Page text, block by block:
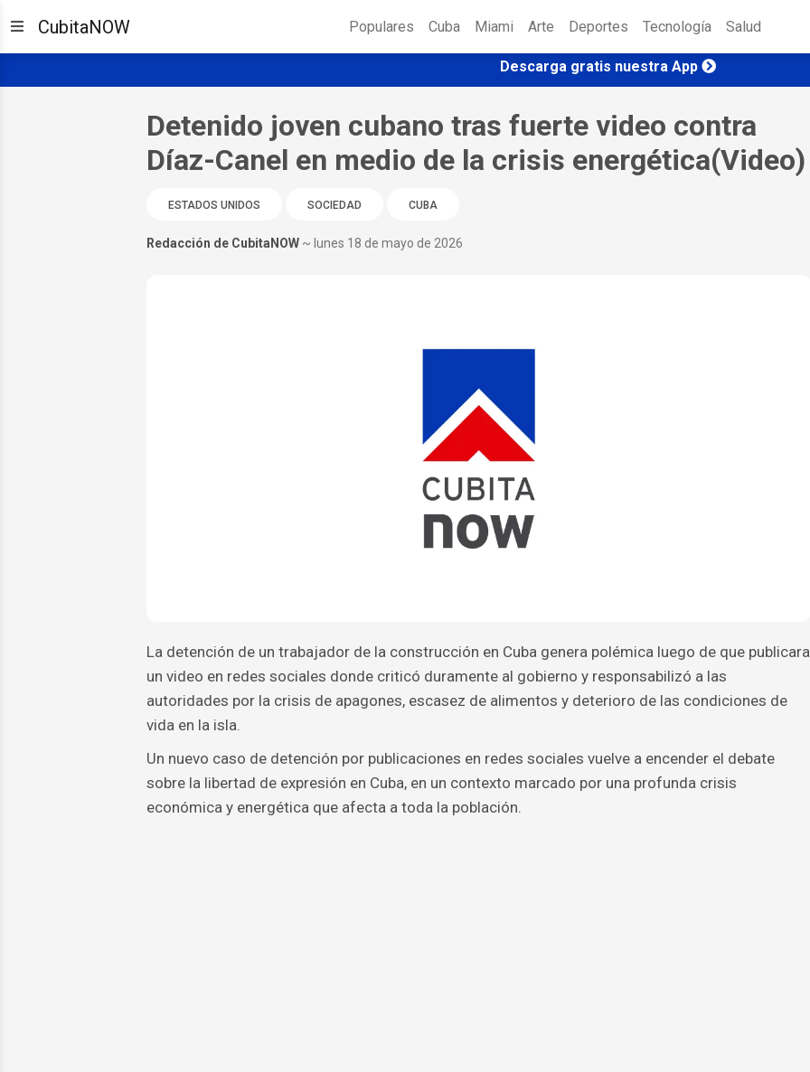
CubitaNOW Populares Cuba Miami Arte Deportes Tecnología Salud
Descarga gratis nuestra App
Detenido joven cubano tras fuerte video contra
Díaz-Canel en medio de la crisis energética(Video)
ESTADOS UNIDOS SOCIEDAD CUBA
Redacción de CubitaNOW ~ lunes 18 de mayo de 2026
La detención de un trabajador de la construcción en Cuba genera polémica luego de que publicara
un video en redes sociales donde criticó duramente al gobierno y responsabilizó a las
autoridades por la crisis de apagones, escasez de alimentos y deterioro de las condiciones de
vida en la isla.
Un nuevo caso de detención por publicaciones en redes sociales vuelve a encender el debate
sobre la libertad de expresión en Cuba, en un contexto marcado por una profunda crisis
económica y energética que afecta a toda la población.